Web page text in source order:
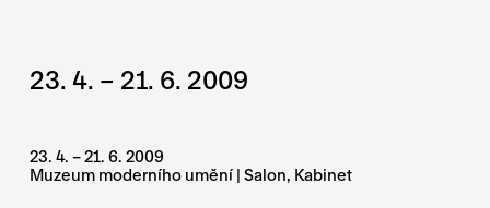
23. 4. – 21. 6. 2009
23. 4. – 21. 6. 2009
Muzeum moderního umění | Salon, Kabinet